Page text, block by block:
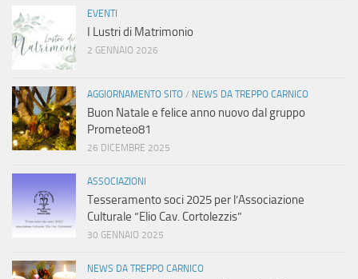
EVENTI
I Lustri di Matrimonio
2 GENNAIO 2026
AGGIORNAMENTO SITO / NEWS DA TREPPO CARNICO
Buon Natale e felice anno nuovo dal gruppo
Prometeo81
26 DICEMBRE 2025
ASSOCIAZIONI
Tesseramento soci 2025 per l’Associazione
Culturale “Elio Cav. Cortolezzis”
30 GENNAIO 2025
NEWS DA TREPPO CARNICO